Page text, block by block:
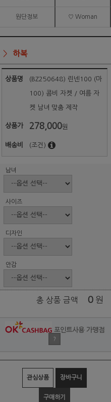
원단정보 ♡ Woman
하복
상품명 (BZ250648) 린넨100 (마
100) 콤비 자켓 / 여름 자
켓 남녀 맞춤 제작
상품가 278,000원
배송비 (조건)
남녀
사이즈
디자인
안감
총 상품 금액 0 원
포인트사용 가맹점
?
관심상품 장바구니
구매하기